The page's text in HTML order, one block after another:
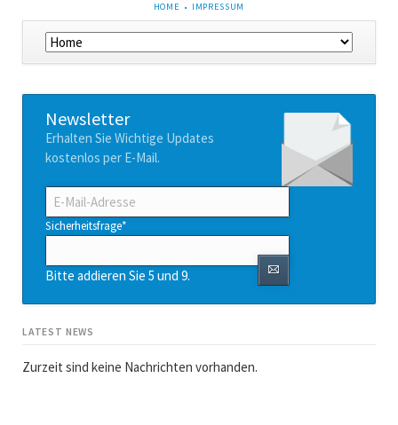
NAVIGATION
ÜBERSPRINGEN
HOME IMPRESSUM
Navigation
überspringen
Newsletter
Erhalten Sie Wichtige Updates
kostenlos per E-Mail.
E-
Mail-
Adresse
Pflichtfeld
Sicherheitsfrage*
Bitte addieren Sie 5 und 9.
LATEST NEWS
Zurzeit sind keine Nachrichten vorhanden.